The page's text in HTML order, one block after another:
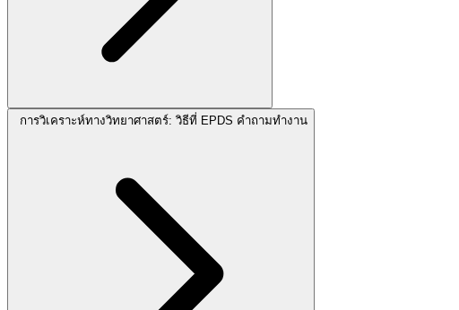
การวิเคราะห์ทางวิทยาศาสตร์: วิธีที่ EPDS คำถามทำงาน